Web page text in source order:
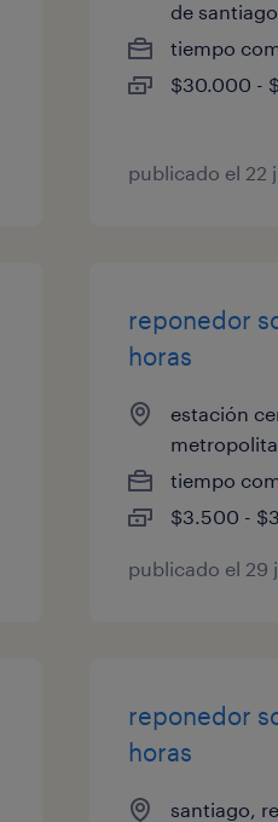
de santiago
tiempo
$30.000 -
publicado el 22
reponedor
horas
estación
tiempo
$3.500 -
publicado el 29
reponedor
horas
santiago,